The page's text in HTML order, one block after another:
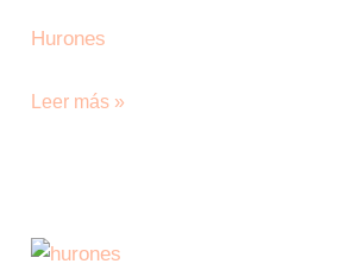
Hurones
Tratamiento
Leer más »
–